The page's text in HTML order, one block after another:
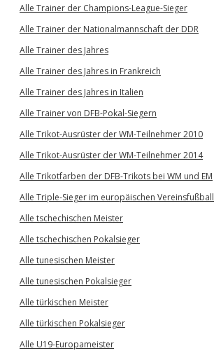
Alle Trainer der Champions-League-Sieger
Alle Trainer der Nationalmannschaft der DDR
Alle Trainer des Jahres
Alle Trainer des Jahres in Frankreich
Alle Trainer des Jahres in Italien
Alle Trainer von DFB-Pokal-Siegern
Alle Trikot-Ausrüster der WM-Teilnehmer 2010
Alle Trikot-Ausrüster der WM-Teilnehmer 2014
Alle Trikotfarben der DFB-Trikots bei WM und EM
Alle Triple-Sieger im europäischen Vereinsfußball
Alle tschechischen Meister
Alle tschechischen Pokalsieger
Alle tunesischen Meister
Alle tunesischen Pokalsieger
Alle türkischen Meister
Alle türkischen Pokalsieger
Alle U19-Europameister